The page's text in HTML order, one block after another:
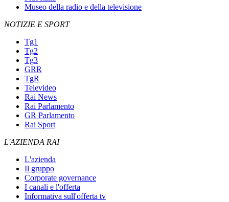
Museo della radio e della televisione
NOTIZIE E SPORT
Tg1
Tg2
Tg3
GRR
TgR
Televideo
Rai News
Rai Parlamento
GR Parlamento
Rai Sport
L'AZIENDA RAI
L'azienda
Il gruppo
Corporate governance
I canali e l'offerta
Informativa sull'offerta tv